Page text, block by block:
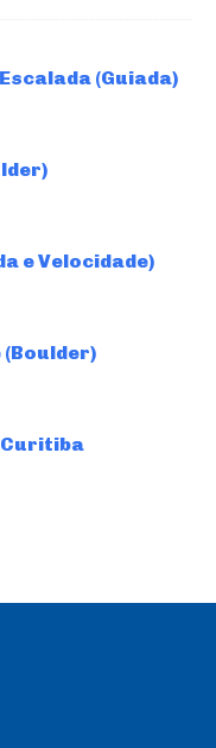
(Guiada)
e Velocidade)
(Boulder)
Curitiba